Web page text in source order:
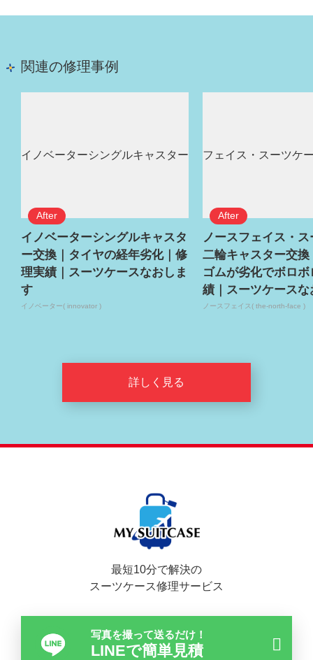
関連の修理事例
イノベーターシングルキャスタ
ー交換｜タイヤの経年劣化｜修
理実績｜スーツケースなおしま
す
イノベーター( innovator )
ノースフェイス・
二輪キャスター交換
ゴムが劣化でボロ
績｜スーツケースな
ノースフェイス( the-north-face )
詳しく見る
最短10分で解決の
スーツケース修理サービス
写真を撮って送るだけ！
LINEで簡単見積